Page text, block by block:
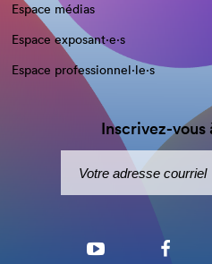
Espace médias
Espace exposant·e⋅s
Espace professionnel·le⋅s
Inscrivez-